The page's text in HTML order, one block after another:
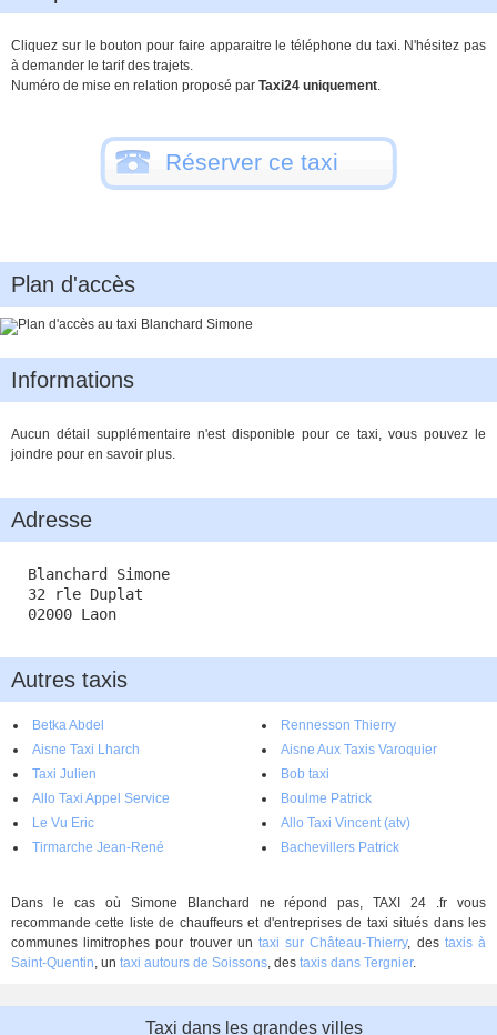
Cliquez sur le bouton pour faire apparaitre le téléphone du taxi. N'hésitez pas
à demander le tarif des trajets.
Numéro de mise en relation proposé par Taxi24 uniquement.
Réserver ce taxi
Plan d'accès
Informations
Aucun détail supplémentaire n'est disponible pour ce taxi, vous pouvez le
joindre pour en savoir plus.
Adresse
Blanchard Simone
32 rle Duplat
02000 Laon
Autres taxis
Betka Abdel
Rennesson Thierry
Aisne Taxi Lharch
Aisne Aux Taxis Varoquier
Taxi Julien
Bob taxi
Allo Taxi Appel Service
Boulme Patrick
Le Vu Eric
Allo Taxi Vincent (atv)
Tirmarche Jean-René
Bachevillers Patrick
Dans le cas où Simone Blanchard ne répond pas, TAXI 24 .fr vous
recommande cette liste de chauffeurs et d'entreprises de taxi situés dans les
communes limitrophes pour trouver un taxi sur Château-Thierry, des taxis à
Saint-Quentin, un taxi autours de Soissons, des taxis dans Tergnier.
Taxi dans les grandes villes